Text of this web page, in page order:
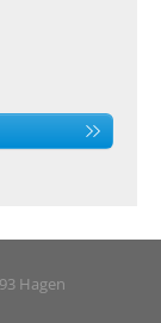
Hagen